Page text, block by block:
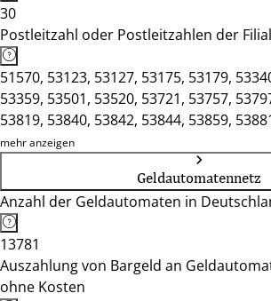
30
Postleitzahl oder Postleitzahlen der
51570, 53123, 53127, 53175, 53179,
53359, 53501, 53520, 53721, 53757,
53819, 53840, 53842, 53844, 53859,
mehr anzeigen
Geldautomatennetz
Anzahl der Geldautomaten in
13781
Auszahlung von Bargeld an
ohne Kosten